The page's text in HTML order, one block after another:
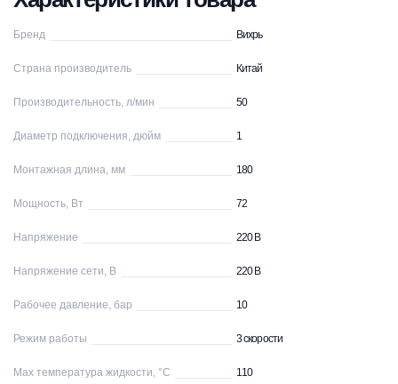
Бренд Вихрь
Страна производитель Китай
Производительность, л/мин 50
Диаметр подключения, дюйм 1
Монтажная длина, мм 180
Мощность, Вт 72
Напряжение 220 В
Напряжение сети, В 220 В
Рабочее давление, бар 10
Режим работы 3 скорости
Max температура жидкости, °С 110